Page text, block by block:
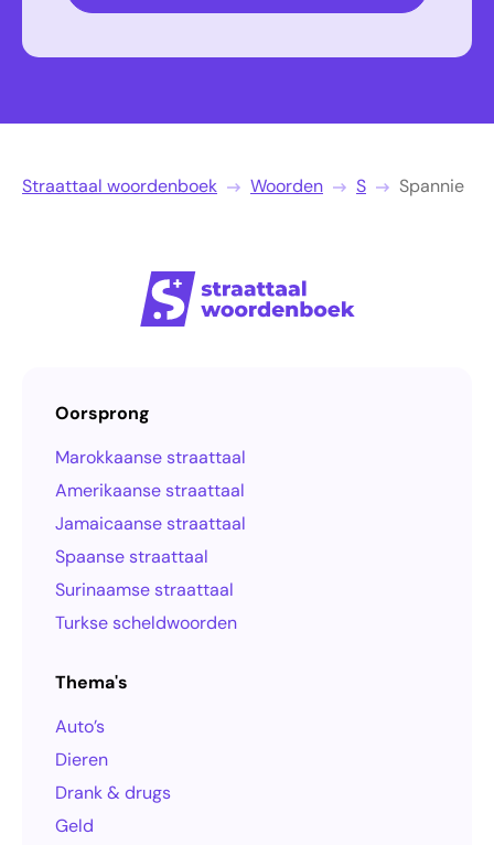
Straattaal woordenboek Woorden S Spannie
Oorsprong
Marokkaanse straattaal
Amerikaanse straattaal
Jamaicaanse straattaal
Spaanse straattaal
Surinaamse straattaal
Turkse scheldwoorden
Thema's
Auto’s
Dieren
Drank & drugs
Geld